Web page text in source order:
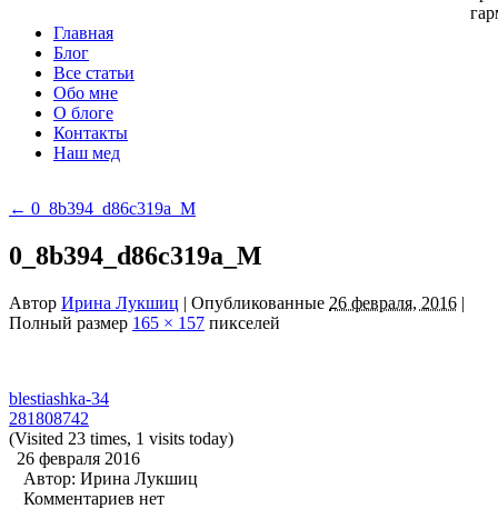
Главная
Блог
Все статьи
Обо мне
О блоге
Контакты
Наш мед
← 0_8b394_d86c319a_M
0_8b394_d86c319a_M
Автор Ирина Лукшиц | Опубликованные 26 февраля, 2016 |
Полный размер 165 × 157 пикселей
blestiashka-34
281808742
(Visited 23 times, 1 visits today)
26 февраля 2016
Автор: Ирина Лукшиц
Комментариев нет